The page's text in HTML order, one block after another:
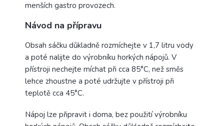
menších gastro provozech.
Návod na přípravu
Obsah sáčku důkladně rozmíchejte v 1,7 litru vody
a poté nalijte do výrobníku horkých nápojů. V
přístroji nechejte míchat při cca 85°C, než směs
lehce zhoustne a poté udržujte v přístroji při
teplotě cca 45°C.
Nápoj lze připravit i doma, bez použití výrobníku